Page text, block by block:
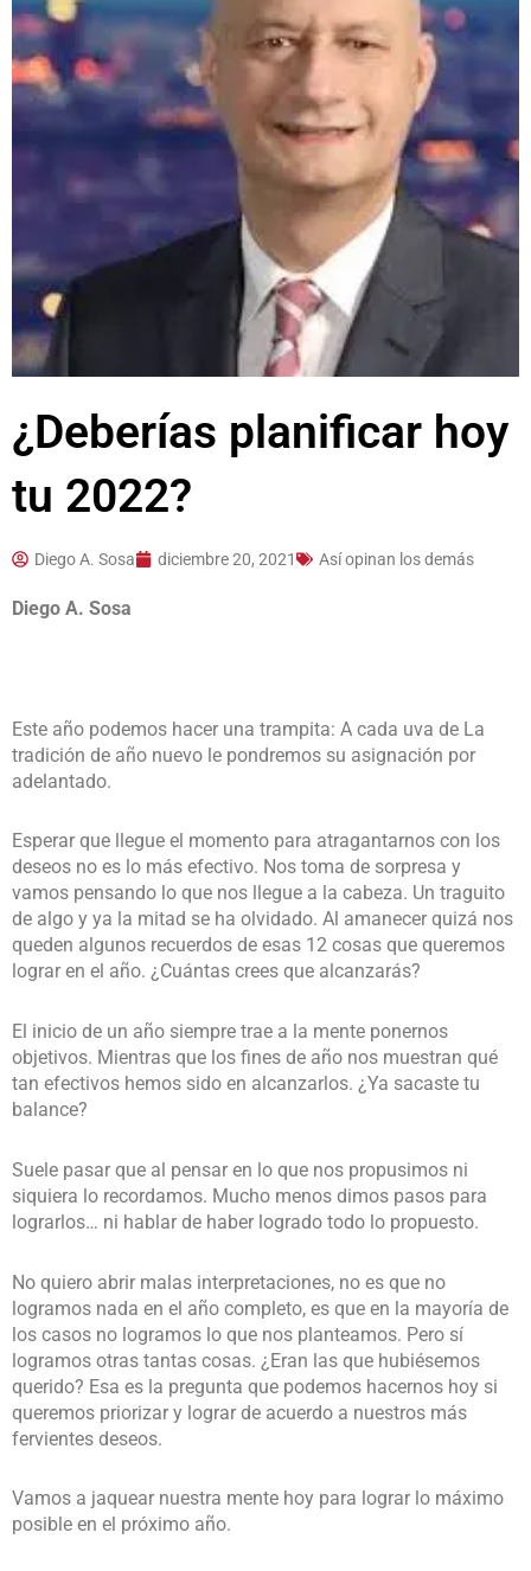
¿Deberías planificar hoy
tu 2022?
Diego A. Sosa diciembre 20, 2021 Así opinan los demás
Diego A. Sosa
Este año podemos hacer una trampita: A cada uva de La
tradición de año nuevo le pondremos su asignación por
adelantado.
Esperar que llegue el momento para atragantarnos con los
deseos no es lo más efectivo. Nos toma de sorpresa y
vamos pensando lo que nos llegue a la cabeza. Un traguito
de algo y ya la mitad se ha olvidado. Al amanecer quizá nos
queden algunos recuerdos de esas 12 cosas que queremos
lograr en el año. ¿Cuántas crees que alcanzarás?
El inicio de un año siempre trae a la mente ponernos
objetivos. Mientras que los fines de año nos muestran qué
tan efectivos hemos sido en alcanzarlos. ¿Ya sacaste tu
balance?
Suele pasar que al pensar en lo que nos propusimos ni
siquiera lo recordamos. Mucho menos dimos pasos para
lograrlos… ni hablar de haber logrado todo lo propuesto.
No quiero abrir malas interpretaciones, no es que no
logramos nada en el año completo, es que en la mayoría de
los casos no logramos lo que nos planteamos. Pero sí
logramos otras tantas cosas. ¿Eran las que hubiésemos
querido? Esa es la pregunta que podemos hacernos hoy si
queremos priorizar y lograr de acuerdo a nuestros más
fervientes deseos.
Vamos a jaquear nuestra mente hoy para lograr lo máximo
posible en el próximo año.